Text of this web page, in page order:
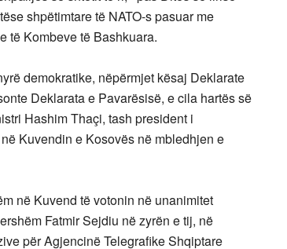
shpëtimtare të NATO-s pasuar me
të Kombeve të Bashkuara.
demokratike, nëpërmjet kësaj Deklarate
Deklarata e Pavarësisë, e cila hartës së
Hashim Thaçi, tash president i
Kuvendin e Kosovës në mbledhjen e
në Kuvend të votonin në unanimitet
Fatmir Sejdiu në zyrën e tij, në
për Agjencinë Telegrafike Shqiptare